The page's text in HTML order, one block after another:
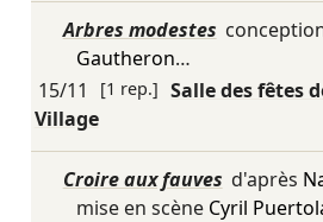
Arbres modestes
Gautheron…
15/11
[1 rep.] Salle des fêtes
Village
Croire aux fauves d'après
mise en scène Cyril